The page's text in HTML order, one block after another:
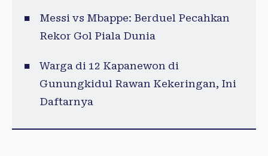
Messi vs Mbappe: Berduel Pecahkan
Rekor Gol Piala Dunia
Warga di 12 Kapanewon di
Gunungkidul Rawan Kekeringan, Ini
Daftarnya